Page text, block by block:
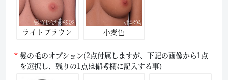
ライトブラウン 小麦色
髪の毛のオプション(2点付属しますが、下記の画像から1点
を選択し、残りの1点は備考欄に記入する事)